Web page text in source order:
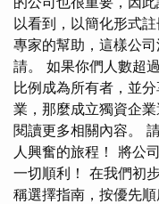
以看到，以簡化形式
專家的幫助，這樣公
請。 如果你們人數超
比例成為所有者，並
業，那麼成立獨資企
閱讀更多相關內容。
人興奮的旅程！ 將公
一切順利！ 在我們初
稱選擇指南，按優先